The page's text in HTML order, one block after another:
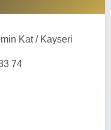
Kat / Kayseri
74